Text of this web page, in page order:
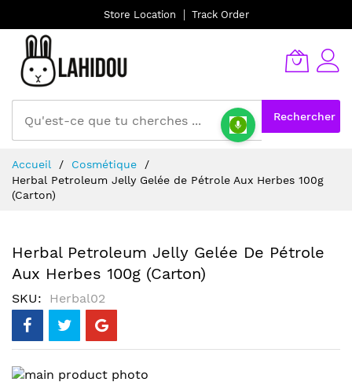
Store Location Track Order
Rechercher
au
contenu
Accueil
Cosmétique
Herbal Petroleum Jelly Gelée de Pétrole Aux Herbes 100g
(Carton)
Herbal Petroleum Jelly Gelée De Pétrole
Aux Herbes 100g (Carton)
SKU Herbal02
Skip